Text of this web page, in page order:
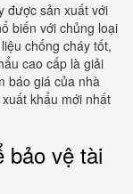
được sản xuất với
biến với chủng loại
chống cháy tốt,
cao cấp là giải
báo giá của nhà
khẩu mới nhất
bảo vệ tài